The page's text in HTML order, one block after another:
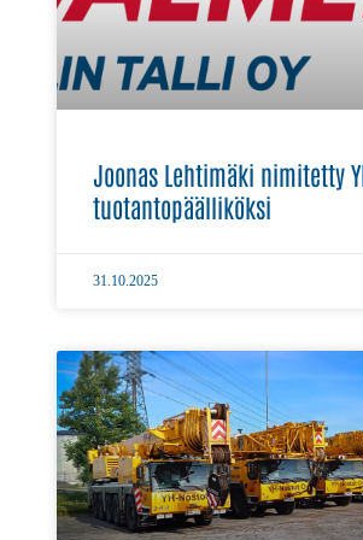
Joonas Lehtimäki nimitetty
tuotantopäälliköksi
31.10.2025